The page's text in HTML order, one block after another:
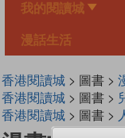
我的閱讀城
漫話生活
香港閱讀城> 圖書 >
香港閱讀城> 圖書 >
香港閱讀城> 圖書 >